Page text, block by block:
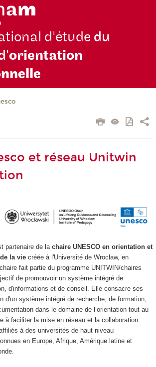
d'étude du
orientation
et réseau Unitwin
partenaire de la chaire UNESCO en orientation et
la viecréée à l'Université de Wrocław, en
fait partie du programme UNITWIN/chaires
de promouvoir un système intégré de
d'informations et de conseil. Elle consacre ses
d'un système intégré de recherche, de formation,
dans le domaine de l’orientation tout au
à faciliter la mise en réseau et la collaboration
à des universités de haut niveau
en Europe, Afrique, Amérique latine et